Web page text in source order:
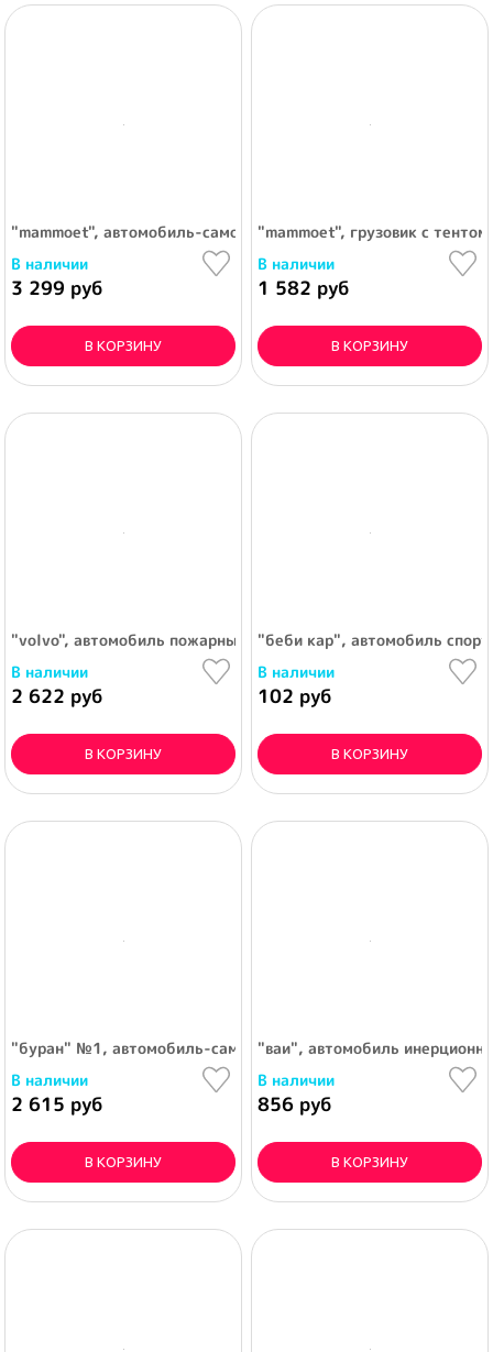
"mammoet", автомобиль-самосвал
В наличии
3 299 руб
В КОРЗИНУ
"mammoet", грузовик с тентом
В наличии
1 582 руб
В КОРЗИНУ
"volvo", автомобиль пожарный (nl) (в сеточке)
В наличии
2 622 руб
В КОРЗИНУ
"беби кар", автомобиль
В наличии
102 руб
В КОРЗИНУ
"буран" №1, автомобиль-самосвал (жёлто-красный)
В наличии
2 615 руб
В КОРЗИНУ
"ваи", автомобиль
В наличии
856 руб
В КОРЗИНУ